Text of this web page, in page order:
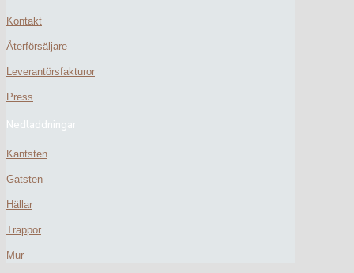
Kontakt
Återförsäljare
Leverantörsfakturor
Press
Nedladdningar
Kantsten
Gatsten
Hällar
Trappor
Mur